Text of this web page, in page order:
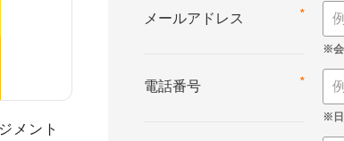
メント
*
メールアドレス
*
電話番号